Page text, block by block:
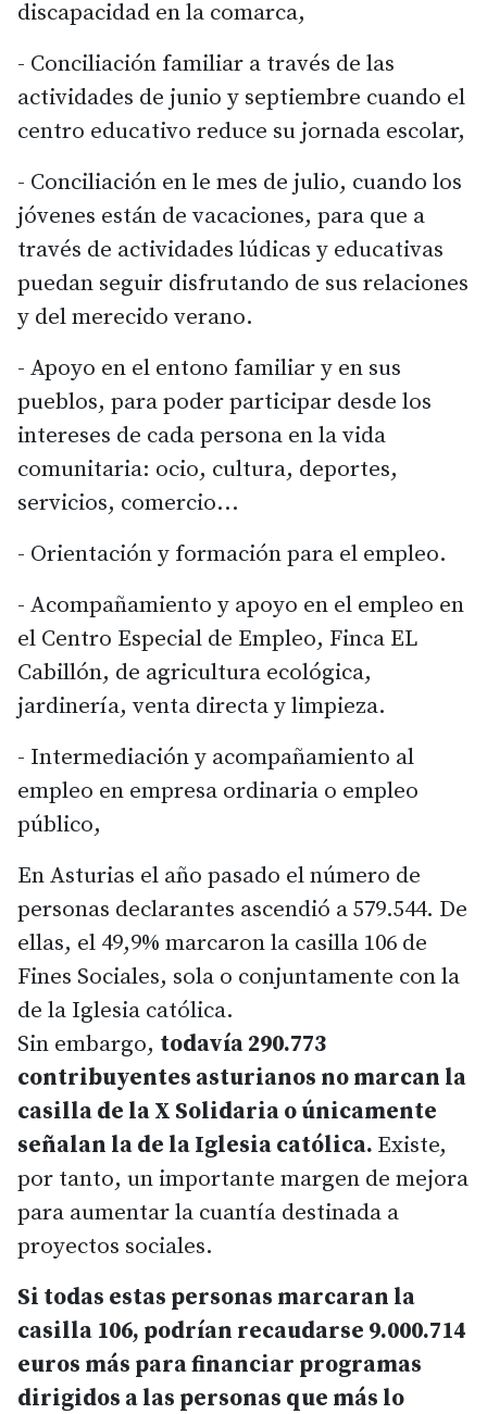
discapacidad en la comarca,
- Conciliación familiar a través de las
actividades de junio y septiembre cuando el
centro educativo reduce su jornada escolar,
- Conciliación en le mes de julio, cuando los
jóvenes están de vacaciones, para que a
través de actividades lúdicas y educativas
puedan seguir disfrutando de sus relaciones
y del merecido verano.
- Apoyo en el entono familiar y en sus
pueblos, para poder participar desde los
intereses de cada persona en la vida
comunitaria: ocio, cultura, deportes,
servicios, comercio...
- Orientación y formación para el empleo.
- Acompañamiento y apoyo en el empleo en
el Centro Especial de Empleo, Finca EL
Cabillón, de agricultura ecológica,
jardinería, venta directa y limpieza.
- Intermediación y acompañamiento al
empleo en empresa ordinaria o empleo
público,
En Asturias el año pasado el número de
personas declarantes ascendió a 579.544. De
ellas, el 49,9% marcaron la casilla 106 de
Fines Sociales, sola o conjuntamente con la
de la Iglesia católica.
Sin embargo, todavía 290.773
contribuyentes asturianos no marcan la
casilla de la X Solidaria o únicamente
señalan la de la Iglesia católica. Existe,
por tanto, un importante margen de mejora
para aumentar la cuantía destinada a
proyectos sociales.
Si todas estas personas marcaran la
casilla 106, podrían recaudarse 9.000.714
euros más para financiar programas
dirigidos a las personas que más lo